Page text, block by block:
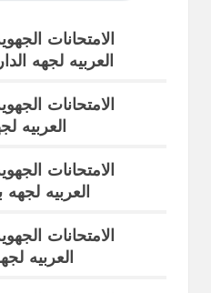
الامتحانات
العربيه لجهه
الامتحانات
العربيه
الامتحانات
العربيه
الامتحانات
العربيه